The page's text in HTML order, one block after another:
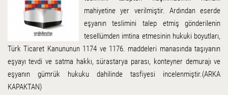
mahiyetine yer verilmiştir. Ardından eserde
eşyanın teslimini talep etmiş gönderilenin
tesellümden imtina etmesinin hukuki boyutları,
Türk Ticaret Kanununun 1174 ve 1176. maddeleri manasında taşıyanın
eşyayı tevdi ve satma hakkı, sürastarya parası, konteyner demurajı ve
eşyanın gümrük hukuku dahilinde tasfiyesi incelenmiştir.(ARKA
KAPAKTAN)